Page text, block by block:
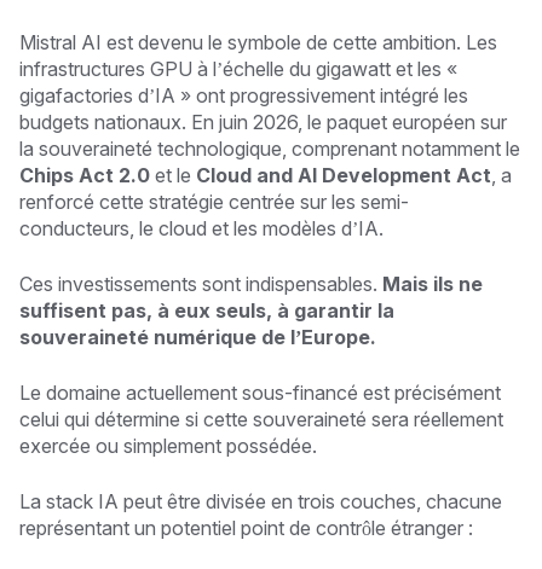
Mistral AI est devenu le symbole de cette ambition. Les
infrastructures GPU à l’échelle du gigawatt et les «
gigafactories d’IA » ont progressivement intégré les
budgets nationaux. En juin 2026, le paquet européen sur
la souveraineté technologique, comprenant notamment le
Chips Act 2.0 et le Cloud and AI Development Act , a
renforcé cette stratégie centrée sur les semi-
conducteurs, le cloud et les modèles d’IA.
Ces investissements sont indispensables. Mais ils ne
suffisent pas, à eux seuls, à garantir la
souveraineté numérique de l’Europe.
Le domaine actuellement sous-financé est précisément
celui qui détermine si cette souveraineté sera réellement
exercée ou simplement possédée.
La stack IA peut être divisée en trois couches, chacune
représentant un potentiel point de contrôle étranger :